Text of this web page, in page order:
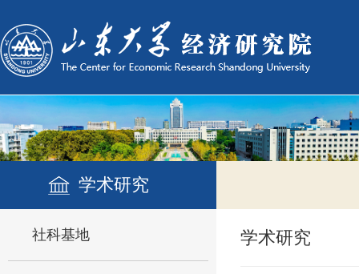
学术研究
社科基地 学术研究